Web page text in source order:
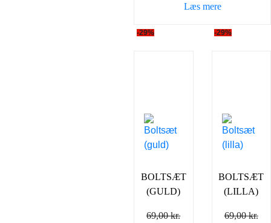
69,00 kr..
Læs mere
-29%
BOLTSÆT
(GULD)
69,00kr.
-29%
BOLTSÆT
(LILLA)
69,00kr.